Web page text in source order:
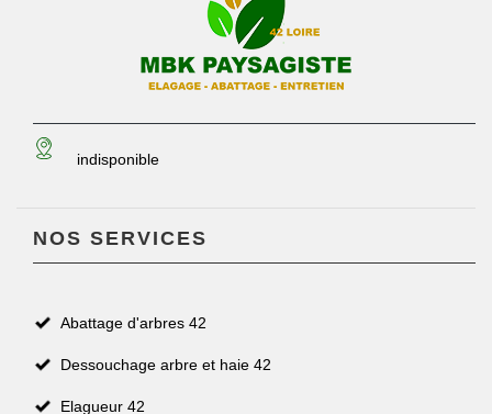
indisponible
NOS SERVICES
Abattage d'arbres 42
Dessouchage arbre et haie 42
Elagueur 42